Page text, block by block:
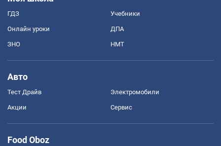
ГДЗ Учебники
Онлайн уроки ДПА
ЗНО НМТ
Авто
Тест Драйв Электромобили
Акции Сервис
Food Oboz